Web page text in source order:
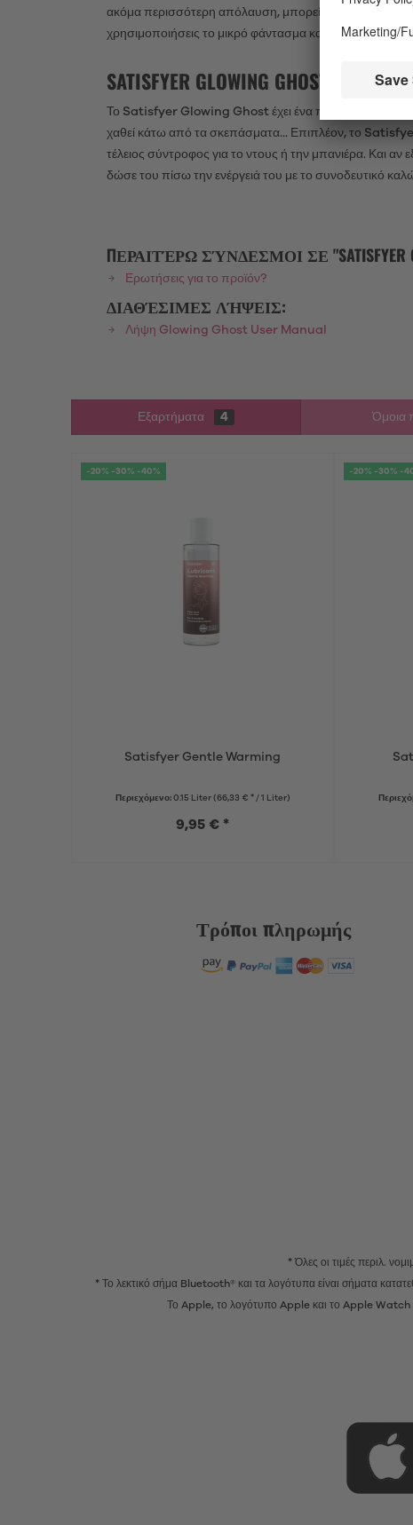
ακόμα περισσότερη απόλαυση, μπορείς να συνδυάσεις
χρησιμοποιήσεις το μικρό φάντασμα και ως κλασικό
SATISFYER GLOWING
Το Satisfyer Glowing Ghost έχει ένα πολύ ιδιαίτερο
χαθεί κάτω από τα σκεπάσματα... Επιπλέον, το
τέλειος σύντροφος για το ντους ή την μπανιέρα. Και αν
δώσε του πίσω την ενέργειά του με το συνοδευτικό
ΠΕΡΑΙΤΈΡΩ ΣΎΝΔΕΣΜΟΙ ΣΕ "SATISFYER
Ερωτήσεις για το προϊόν?
ΔΙΑΘΈΣΙΜΕΣ ΛΉΨΕΙΣ:
Λήψη Glowing Ghost User Manual
Εξαρτήματα 4 Όμοια
-20% -30% -40%
Satisfyer Gentle Warming
Περιεχόμενο: 0.15 Liter (66,33 € * / 1 Liter)
9,95 € *
-20% -30% -
Τρόποι πληρωμής
* Όλες οι τιμές περιλ.
* Το λεκτικό σήμα Bluetooth® και τα λογότυπα είναι σήματα
Το Apple, το λογότυπο Apple και το Apple Watch